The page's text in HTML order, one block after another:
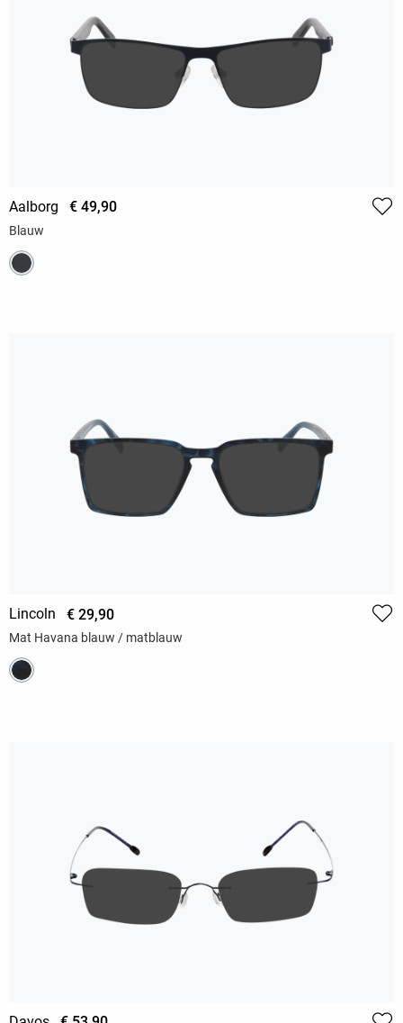
Aalborg € 49,90
Blauw
Lincoln € 29,90
Mat Havana blauw / matblauw